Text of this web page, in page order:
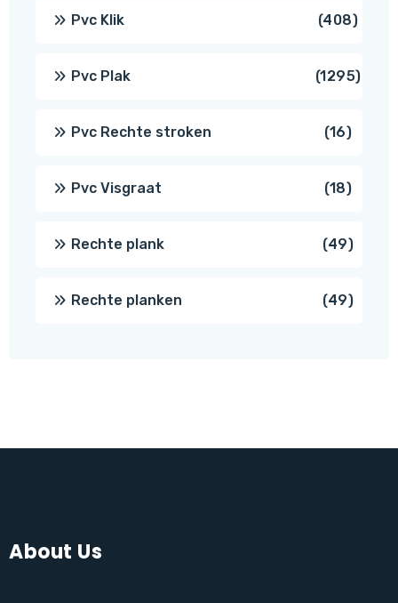
Pvc Klik 408408
Pvc Plak 12951295
Pvc Rechte stroken 1616
Pvc Visgraat 1818
Rechte plank 4949
Rechte planken 4949
About Us